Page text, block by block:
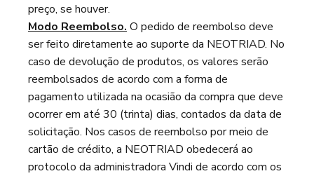
preço, se houver.
Modo Reembolso. O pedido de reembolso deve
ser feito diretamente ao suporte da NEOTRIAD. No
caso de devolução de produtos, os valores serão
reembolsados de acordo com a forma de
pagamento utilizada na ocasião da compra que deve
ocorrer em até 30 (trinta) dias, contados da data de
solicitação. Nos casos de reembolso por meio de
cartão de crédito, a NEOTRIAD obedecerá ao
protocolo da administradora Vindi de acordo com os